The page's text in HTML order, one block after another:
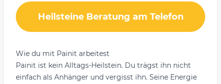
Heilsteine Beratung am Telefon
Wie du mit Painit arbeitest
Painit ist kein Alltags-Heilstein. Du trägst ihn nicht
einfach als Anhänger und vergisst ihn. Seine Energie